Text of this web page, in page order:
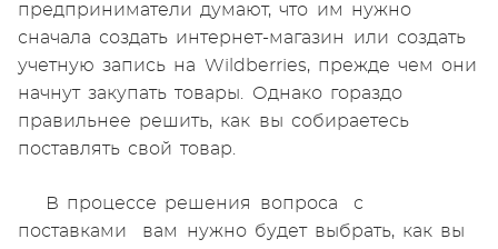
предприниматели думают, что им нужно
сначала создать интернет-магазин или создать
учетную запись на Wildberries, прежде чем они
начнут закупать товары. Однако гораздо
правильнее решить, как вы собираетесь
поставлять свой товар.
В процессе решения вопроса с
поставками вам нужно будет выбрать, как вы